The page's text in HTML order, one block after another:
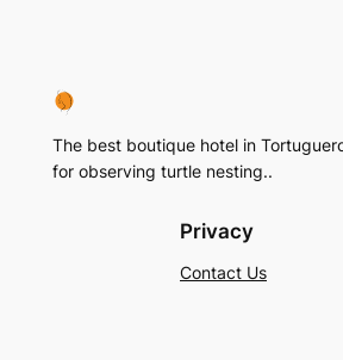
The best boutique hotel in
for observing turtle nesting..
Privacy
Contact Us